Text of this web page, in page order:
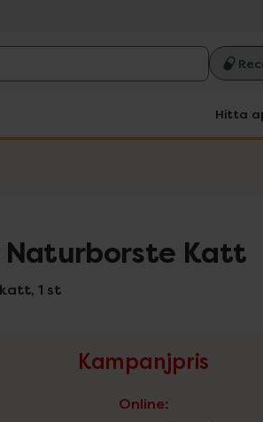
Hitta
Naturborste Katt
1 st
Kampanjpris
Online: